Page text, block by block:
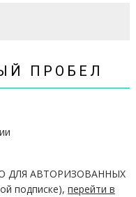
ПРОБЕЛ
ДЛЯ АВТОРИЗОВАННЫХ
подписке), перейти в